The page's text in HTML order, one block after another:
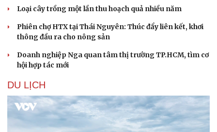
Loại cây trồng một lần thu hoạch quả nhiều năm
Phiên chợ HTX tại Thái Nguyên: Thúc đẩy liên kết, khơi
thông đầu ra cho nông sản
Doanh nghiệp Nga quan tâm thị trường TP.HCM, tìm cơ
hội hợp tác mới
DU LỊCH